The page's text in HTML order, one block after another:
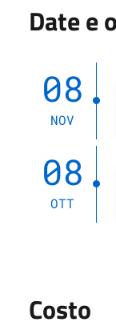
Date e
08
NOV
08
OTT
Costo